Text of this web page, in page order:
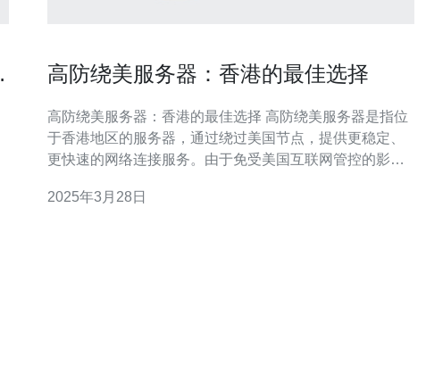
高防绕美服务器：香港的最佳选择
高防绕美服务器：香港的最佳选择 高防绕美服务器是指位
于香港地区的服务器，通过绕过美国节点，提供更稳定、
更快速的网络连接服务。由于免受美国互联网管控的影
绕美服务器具备高速、低延迟和高防护能力等优势，成为
2025年3月28日